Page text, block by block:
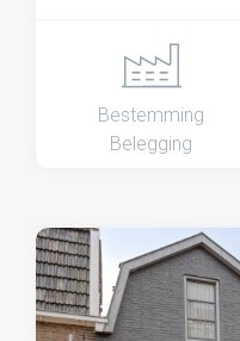
Bestemming
Belegging